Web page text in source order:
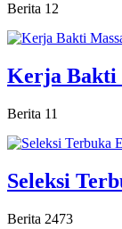
Berita 12
Kerja Bakti
Berita 11
Seleksi
Berita 2473